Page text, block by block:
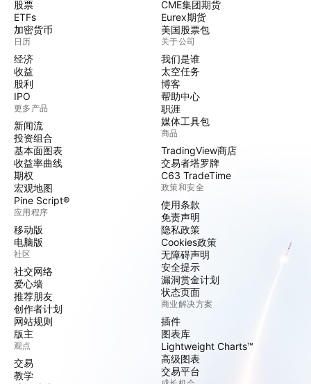
股票
ETFs
加密货币
日历
经济
收益
股利
IPO
更多产品
新闻流
投资组合
基本面图表
收益率曲线
期权
宏观地图
Pine Script®
应用程序
移动版
电脑版
社区
社交网络
爱心墙
推荐朋友
创作者计划
网站规则
版主
观点
交易
教学
CME集团期货
Eurex期货
美国股票包
关于公司
我们是谁
太空任务
博客
帮助中心
职涯
媒体工具包
商品
TradingView商店
交易者塔罗牌
C63 TradeTime
政策和安全
使用条款
免责声明
隐私政策
Cookies政策
无障碍声明
安全提示
漏洞赏金计划
状态页面
商业解决方案
插件
图表库
Lightweight Charts™
高级图表
交易平台